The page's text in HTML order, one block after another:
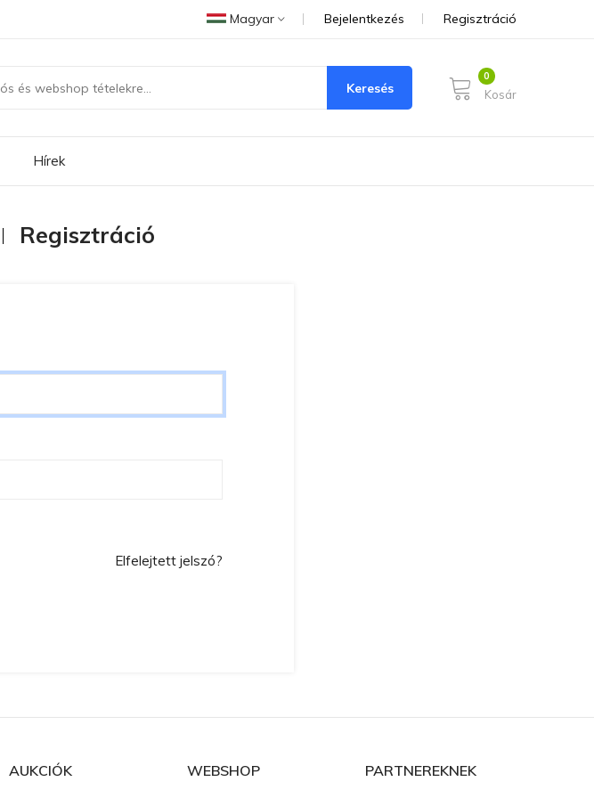
Magyar Bejelentkezés Regisztráció
Keresés Kosár
Hírek
Regisztráció
Elfelejtett jelszó?
AUKCIÓK WEBSHOP PARTNEREKNEK